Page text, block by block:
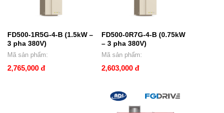
FD500-1R5G-4-B (1.5kW –
3 pha 380V)
Mã sản phẩm:
2,765,000 đ
FD500-0R7G-4-B (0.75kW
– 3 pha 380V)
Mã sản phẩm:
2,603,000 đ